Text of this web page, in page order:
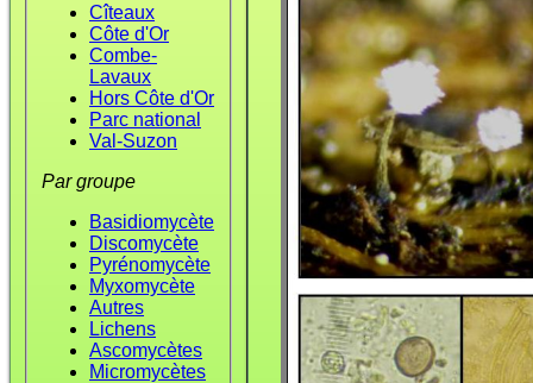
Cîteaux
Côte d'Or
Combe-
Lavaux
Hors Côte d'Or
Parc national
Val-Suzon
Par groupe
Basidiomycète
Discomycète
Pyrénomycète
Myxomycète
Autres
Lichens
Ascomycètes
Micromycètes